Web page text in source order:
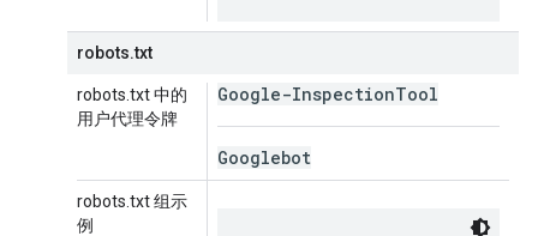
robots.txt
robots.txt 中的
用户代理令牌
Google-InspectionTool
Googlebot
robots.txt 组示
例